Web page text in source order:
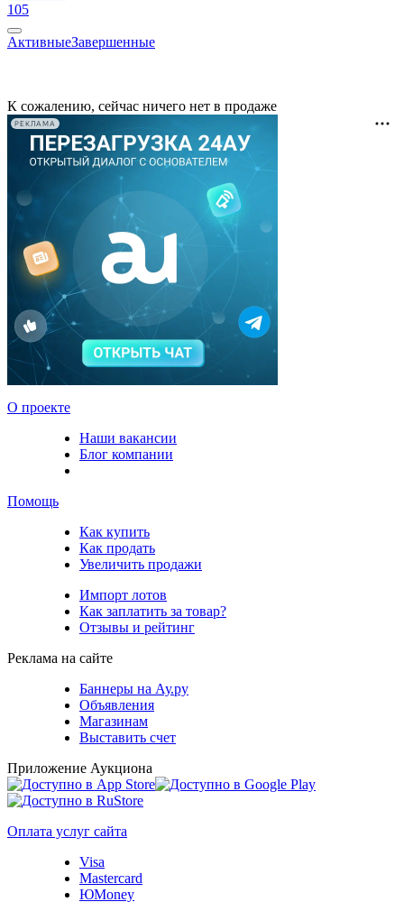
105
АктивныеЗавершенные
К сожалению, сейчас ничего нет в продаже
РЕКЛАМА
О проекте
Наши вакансии
Блог компании
Помощь
Как купить
Как продать
Увеличить продажи
Импорт лотов
Как заплатить за товар?
Отзывы и рейтинг
Реклама на сайте
Баннеры на Ау.ру
Объявления
Магазинам
Выставить счет
Приложение Аукциона
Оплата услуг сайта
Visa
Mastercard
ЮMoney